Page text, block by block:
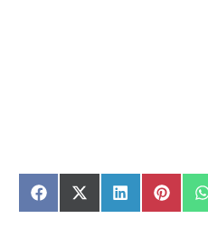
Share
on
Share
on
Share
on
Share
on